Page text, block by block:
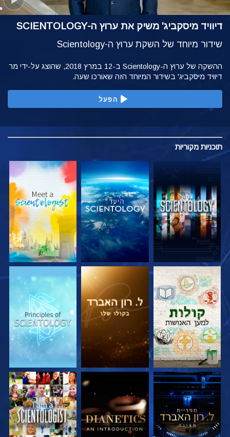
דיוויד מיסקביג' משיק את ערוץ ה-SCIENTOLOGY
שידור מיוחד של השקת ערוץ ה-Scientology
ההשקה של ערוץ ה-Scientology ב-12 במרץ 2018, שהוצג על-ידי מר
דיוויד מיסקביג' בשידור המיוחד הזה שאורכו שעה.
הפעל
תוכניות מקוריות
בדוק את הסדרה בדוק את הסדרה בדוק את הסדרה
בדוק את הסדרה בדוק את הסדרה צפה